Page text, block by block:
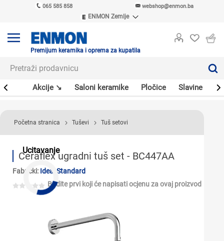
065 585 858 webshop@enmon.ba
ENMON Zemlje
ENMON MKD
Premijum keramika i oprema za kupatila
Akcije ↘ Saloni keramike Pločice Slavine
Ucitavanje
Početna stranica Tuševi Tuš setovi
Ceraflex ugradni tuš set - BC447AA
Fabrički: Ideal Standard
Budite prvi koji će napisati ocjenu za ovaj proizvod